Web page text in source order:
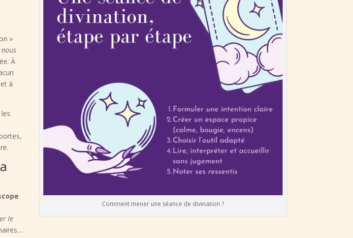
Comment mener une séance de divination ?
»
À
à
le